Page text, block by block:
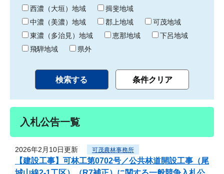
り 西濃（大垣）地域
揖斐地域
中濃（美濃）地域
郡上地域
可茂地域
東濃（多治見）地域
恵那地域
下呂地域
飛騨地域
県外
入札公告一覧
2026年2月10日更新 可茂農林事務所
【建設工事】可林工第0702号／公共林道開設工事（尾